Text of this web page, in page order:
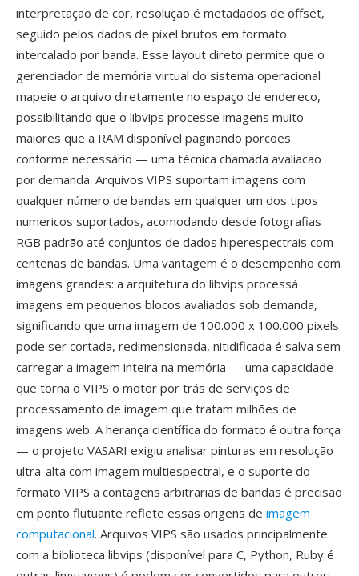
interpretação de cor, resolução é metadados de offset,
seguido pelos dados de pixel brutos em formato
intercalado por banda. Esse layout direto permite que o
gerenciador de memória virtual do sistema operacional
mapeie o arquivo diretamente no espaço de endereco,
possibilitando que o libvips processe imagens muito
maiores que a RAM disponível paginando porcoes
conforme necessário — uma técnica chamada avaliacao
por demanda. Arquivos VIPS suportam imagens com
qualquer número de bandas em qualquer um dos tipos
numericos suportados, acomodando desde fotografias
RGB padrão até conjuntos de dados hiperespectrais com
centenas de bandas. Uma vantagem é o desempenho com
imagens grandes: a arquitetura do libvips processá
imagens em pequenos blocos avaliados sob demanda,
significando que uma imagem de 100.000 x 100.000 pixels
pode ser cortada, redimensionada, nitidificada é salva sem
carregar a imagem inteira na memória — uma capacidade
que torna o VIPS o motor por trás de serviços de
processamento de imagem que tratam milhões de
imagens web. A herança científica do formato é outra força
— o projeto VASARI exigiu analisar pinturas em resolução
ultra-alta com imagem multiespectral, e o suporte do
formato VIPS a contagens arbitrarias de bandas é precisão
em ponto flutuante reflete essas origens de imagem
computacional. Arquivos VIPS são usados principalmente
com a biblioteca libvips (disponível para C, Python, Ruby é